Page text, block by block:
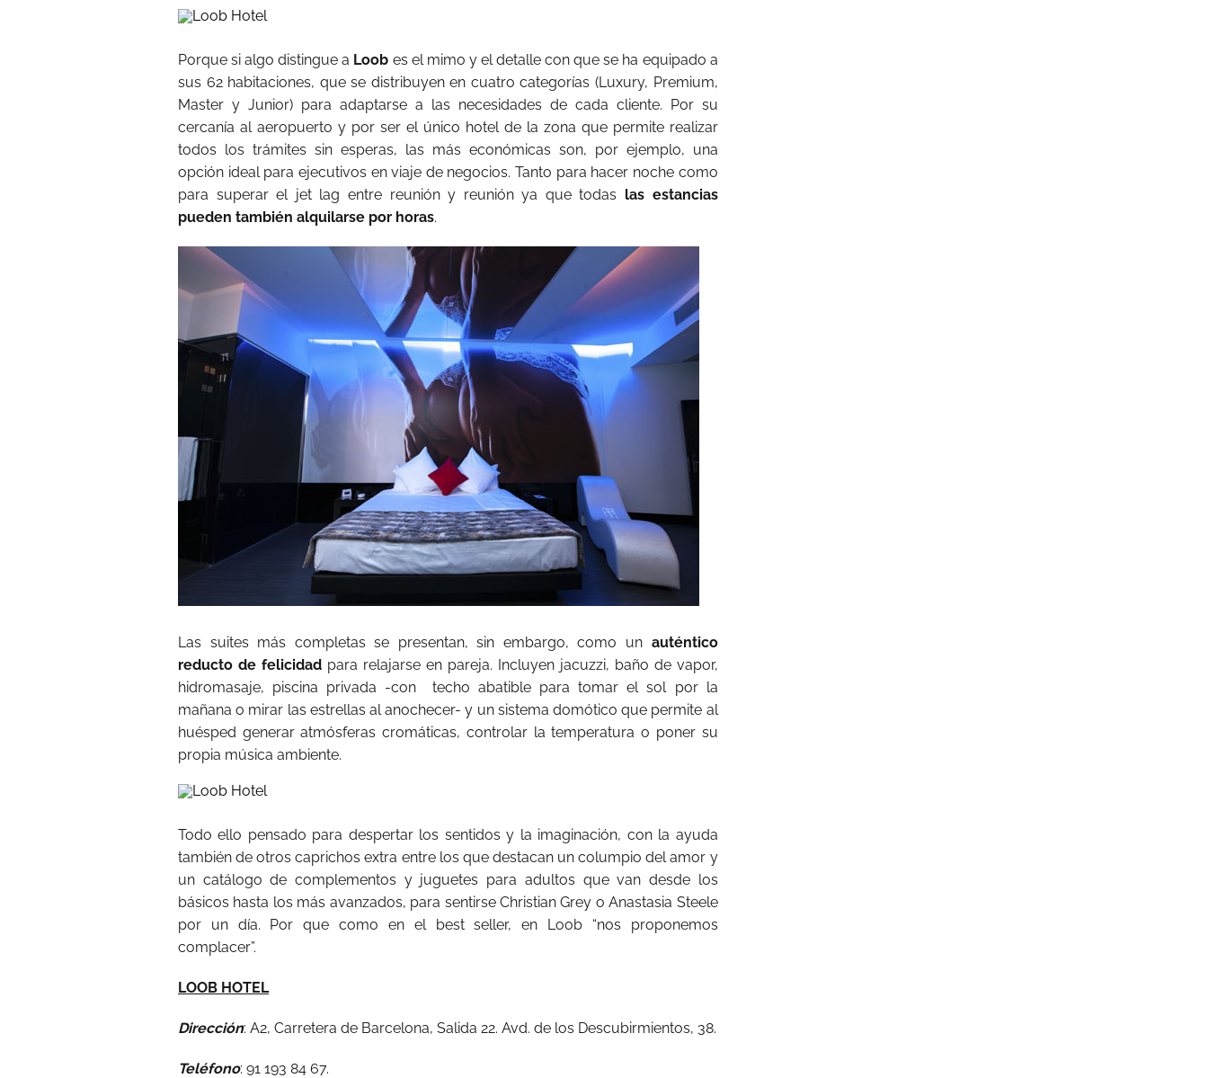
Porque si algo distingue a Loob es el mimo y el detalle con que se ha equipado a
sus 62 habitaciones, que se distribuyen en cuatro categorías (Luxury, Premium,
Master y Junior) para adaptarse a las necesidades de cada cliente. Por su
cercanía al aeropuerto y por ser el único hotel de la zona que permite realizar
todos los trámites sin esperas, las más económicas son, por ejemplo, una
opción ideal para ejecutivos en viaje de negocios. Tanto para hacer noche como
para superar el jet lag entre reunión y reunión ya que todas las estancias
pueden también alquilarse por horas.
Las suites más completas se presentan, sin embargo, como un auténtico
reducto de felicidadpara relajarse en pareja. Incluyen jacuzzi, baño de vapor,
hidromasaje, piscina privada -con techo abatible para tomar el sol por la
mañana o mirar las estrellas al anochecer- y un sistema domótico que permite al
huésped generar atmósferas cromáticas, controlar la temperatura o poner su
propia música ambiente.
Todo ello pensado para despertar los sentidos y la imaginación, con la ayuda
también de otros caprichos extra entre los que destacan un columpio del amor y
un catálogo de complementos y juguetes para adultos que van desde los
básicos hasta los más avanzados, para sentirse Christian Grey o Anastasia Steele
por un día. Por que como en el best seller, en Loob “nos proponemos
complacer”.
LOOB HOTEL
Dirección: A2, Carretera de Barcelona, Salida 22. Avd. de los Descubirmientos, 38.
Teléfono: 91 193 84 67.